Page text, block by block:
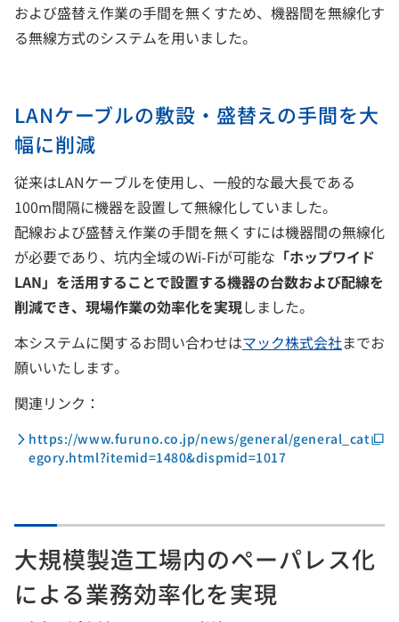
および盛替え作業の手間を無くすため、機器間を無線化す
る無線方式のシステムを用いました。
LANケーブルの敷設・盛替えの手間を大
幅に削減
従来はLANケーブルを使用し、一般的な最大長である
100m間隔に機器を設置して無線化していました。
配線および盛替え作業の手間を無くすには機器間の無線化
が必要であり、坑内全域のWi-Fiが可能な 「ホップワイド
LAN」を活用することで設置する機器の台数および配線を
削減でき、現場作業の効率化を実現しました。
本システムに関するお問い合わせはマック株式会社までお
願いいたします。
関連リンク：
https://www.furuno.co.jp/news/general/general_cat
egory.html?itemid=1480&dispmid=1017
大規模製造工場内のペーパレス化
による業務効率化を実現